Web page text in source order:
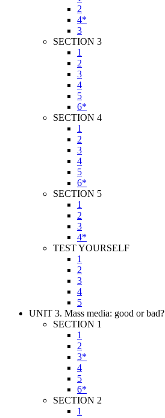
2
4*
3
SECTION 3
1
2
3
4
5
6*
SECTION 4
1
2
3
4
5
6*
SECTION 5
1
2
3
4*
TEST YOURSELF
1
2
3
4
5
UNIT 3. Mass media: good or bad?
SECTION 1
1
2
3*
4
5
6*
SECTION 2
1